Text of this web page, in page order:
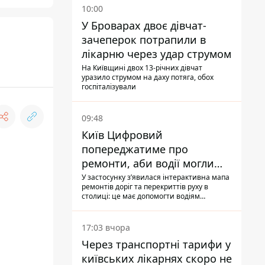
10:00
У Броварах двоє дівчат-
зачеперок потрапили в
лікарню через удар струмом
На Київщині двох 13-річних дівчат
уразило струмом на даху потяга, обох
госпіталізували
09:48
Київ Цифровий
попереджатиме про
ремонти, аби водії могли
уникати ділянок із заторами
У застосунку зʼявилася інтерактивна мапа
ремонтів доріг та перекриттів руху в
столиці: це має допомогти водіям
17:03 вчора
Через транспортні тарифи у
київських лікарнях скоро не